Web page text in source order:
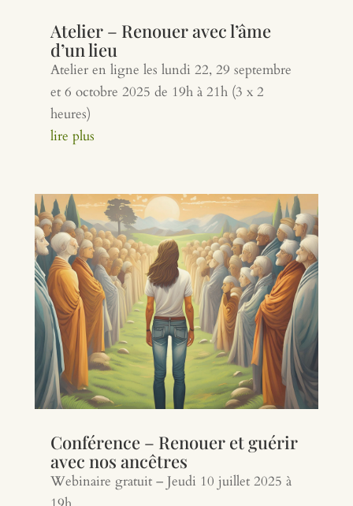
Atelier – Renouer avec l’âme
d’un lieu
Atelier en ligne les lundi 22, 29 septembre
et 6 octobre 2025 de 19h à 21h (3 x 2
heures)
lire plus
Conférence – Renouer et guérir
avec nos ancêtres
Webinaire gratuit – Jeudi 10 juillet 2025 à